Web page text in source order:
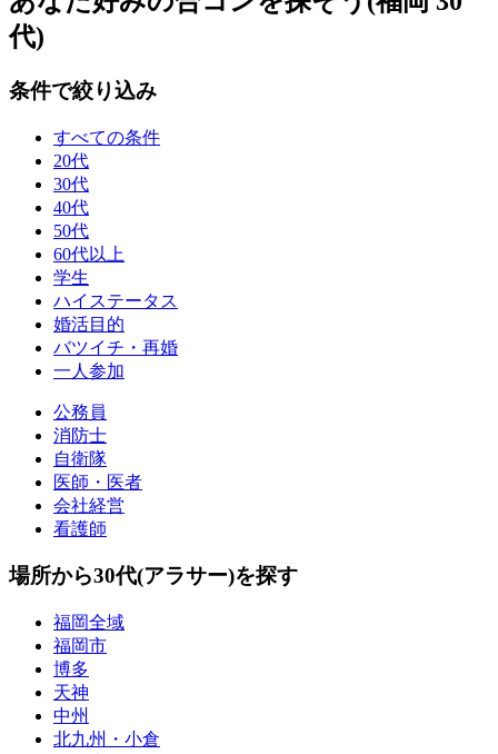
代)
条件で絞り込み
すべての条件
20代
30代
40代
50代
60代以上
学生
ハイステータス
婚活目的
バツイチ・再婚
一人参加
公務員
消防士
自衛隊
医師・医者
会社経営
看護師
場所から30代(アラサー)を探す
福岡全域
福岡市
博多
天神
中州
北九州・小倉